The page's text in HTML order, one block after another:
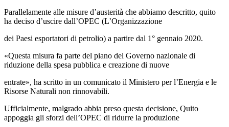
Parallelamente alle misure d’austerità che abbiamo descritto, quito
ha deciso d’uscire dall’OPEC (L’Organizzazione
dei Paesi esportatori di petrolio) a partire dal 1° gennaio 2020.
«Questa misura fa parte del piano del Governo nazionale di
riduzione della spesa pubblica e creazione di nuove
entrate», ha scritto in un comunicato il Ministero per l’Energia e le
Risorse Naturali non rinnovabili.
Ufficialmente, malgrado abbia preso questa decisione, Quito
appoggia gli sforzi dell’OPEC di ridurre la produzione